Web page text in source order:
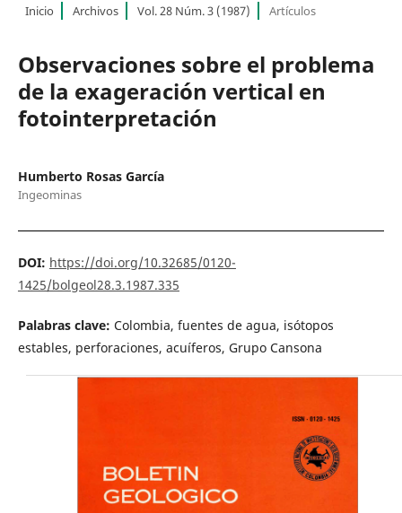
Inicio Archivos Vol. 28 Núm. 3 (1987) Artículos
Observaciones sobre el problema
de la exageración vertical en
fotointerpretación
Humberto Rosas García
Ingeominas
DOI: https://doi.org/10.32685/0120-
1425/bolgeol28.3.1987.335
Palabras clave: Colombia, fuentes de agua, isótopos
estables, perforaciones, acuíferos, Grupo Cansona